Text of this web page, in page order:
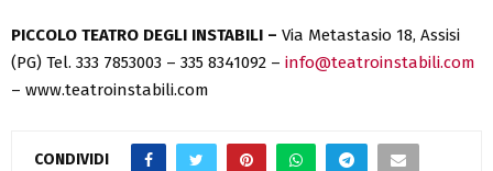
PICCOLO TEATRO DEGLI INSTABILI – Via Metastasio 18, Assisi
(PG) Tel. 333 7853003 – 335 8341092 – info@teatroinstabili.com
– www.teatroinstabili.com
CONDIVIDI